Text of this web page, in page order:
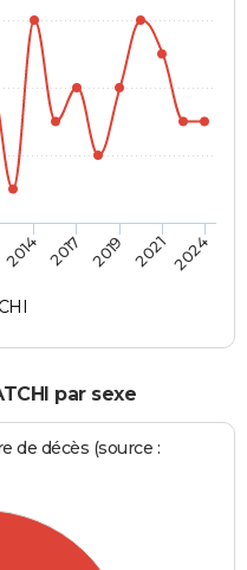
2014 2017 2019 20212024
par sexe
de décès (source :